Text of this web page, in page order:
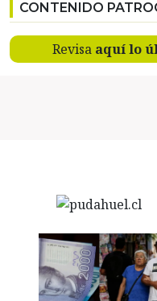
CONTENIDO
Revisa aquí lo